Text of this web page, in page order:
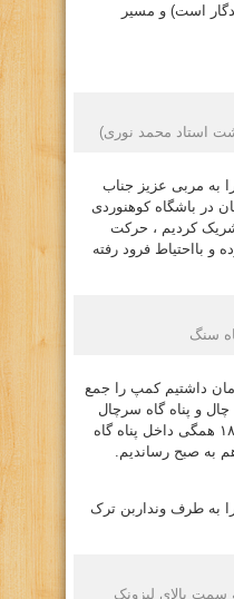
است) و مسیر
استاد محمد نوری)
به مربی عزیز جناب
در باشگاه کوهنوردی
شریک کردیم ، حرکت
و بااحتیاط فرود رفته
سنگ
داشتیم کمپ را جمع
علم چال و پناه گاه سرچال
حرکت کردیم حدود ساعت ۱۸:۲۰ همگی داخل پناه گاه
به صبح رساندیم.
را به طرف ونداربن ترک
سمت بالای لیزونک